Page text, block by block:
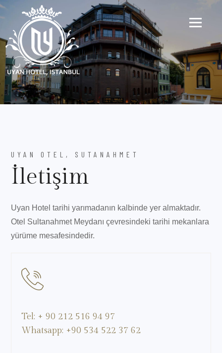
UYAN OTEL, SUTANAHMET
İletişim
Uyan Hotel tarihi yarımadanın kalbinde yer almaktadır.
Otel Sultanahmet Meydanı çevresindeki tarihi mekanlara
yürüme mesafesindedir.
Tel: + 90 212 516 94 97
Whatsapp: +90 534 522 37 62